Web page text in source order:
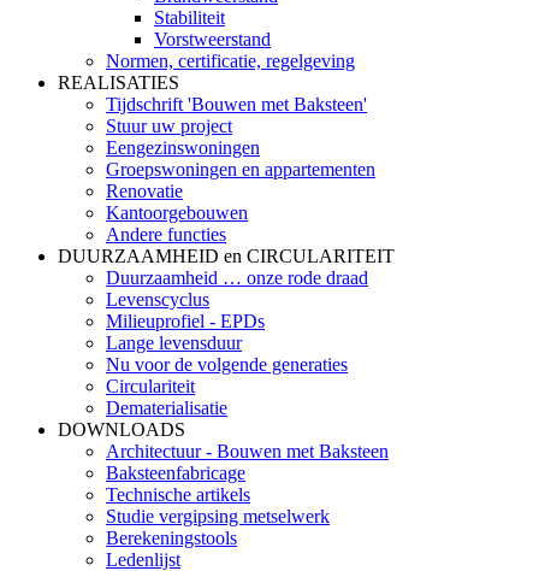
Stabiliteit
Vorstweerstand
Normen, certificatie, regelgeving
REALISATIES
Tijdschrift 'Bouwen met Baksteen'
Stuur uw project
Eengezinswoningen
Groepswoningen en appartementen
Renovatie
Kantoorgebouwen
Andere functies
DUURZAAMHEID en CIRCULARITEIT
Duurzaamheid … onze rode draad
Levenscyclus
Milieuprofiel - EPDs
Lange levensduur
Nu voor de volgende generaties
Circulariteit
Dematerialisatie
DOWNLOADS
Architectuur - Bouwen met Baksteen
Baksteenfabricage
Technische artikels
Studie vergipsing metselwerk
Berekeningstools
Ledenlijst